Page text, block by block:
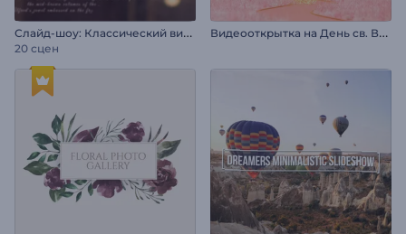
С
лайд-шоу: Классический винтаж
20 сцен
В
идеооткрытка на День св. Валентина